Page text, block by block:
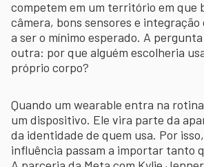
competem em um território em que
câmera, bons sensores e integração
a ser o mínimo esperado. A
outra: por que alguém escolheria
próprio corpo?
Quando um wearable entra na
um dispositivo. Ele vira parte da
da identidade de quem usa. Por
influência passam a importar tanto